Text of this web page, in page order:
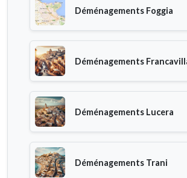
Déménagements Foggia
Déménagements
Déménagements Lucera
Déménagements Trani